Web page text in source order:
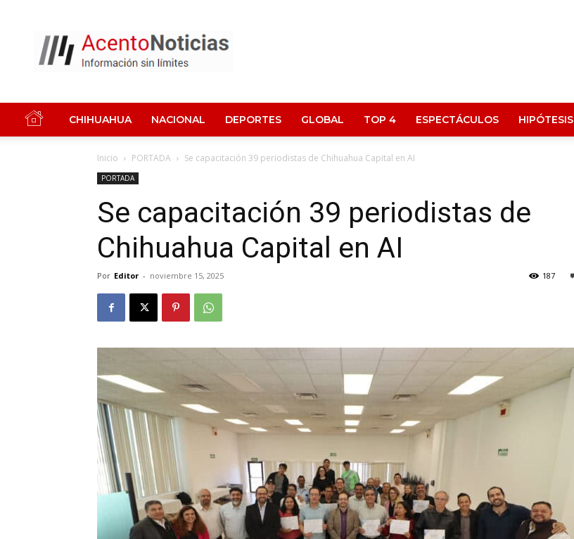
Noticias
CHIHUAHUA NACIONAL DEPORTES GLOBAL TOP 4 ESPECTÁCULOS HIPÓTESIS
Inicio PORTADA Se capacitación 39 periodistas de Chihuahua Capital en AI
PORTADA
Se capacitación 39 periodistas de
Chihuahua Capital en AI
Por Editor - noviembre 15, 2025 187